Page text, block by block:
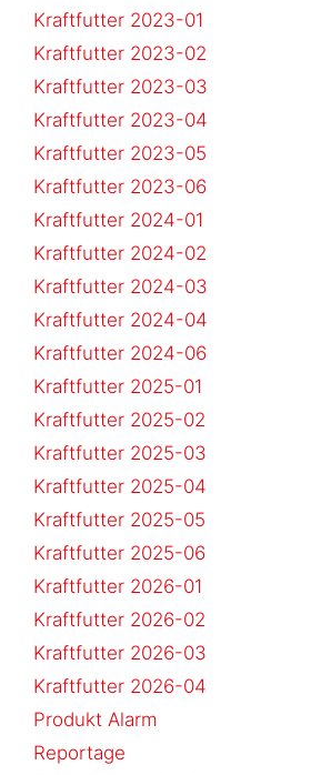
Kraftfutter 2023-01
Kraftfutter 2023-02
Kraftfutter 2023-03
Kraftfutter 2023-04
Kraftfutter 2023-05
Kraftfutter 2023-06
Kraftfutter 2024-01
Kraftfutter 2024-02
Kraftfutter 2024-03
Kraftfutter 2024-04
Kraftfutter 2024-06
Kraftfutter 2025-01
Kraftfutter 2025-02
Kraftfutter 2025-03
Kraftfutter 2025-04
Kraftfutter 2025-05
Kraftfutter 2025-06
Kraftfutter 2026-01
Kraftfutter 2026-02
Kraftfutter 2026-03
Kraftfutter 2026-04
Produkt Alarm
Reportage